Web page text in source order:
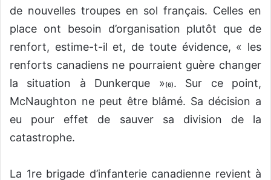
de nouvelles troupes en sol français. Celles en
place ont besoin d’organisation plutôt que de
renfort, estime-t-il et, de toute évidence, « les
renforts canadiens ne pourraient guère changer
la situation à Dunkerque »(6). Sur ce point,
McNaughton ne peut être blâmé. Sa décision a
eu pour effet de sauver sa division de la
catastrophe.
La 1re brigade d’infanterie canadienne revient à